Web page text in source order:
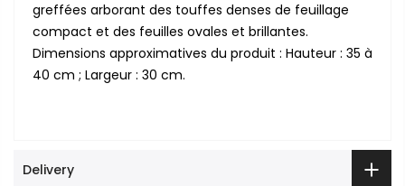
greffées arborant des touffes denses de feuillage
compact et des feuilles ovales et brillantes.
Dimensions approximatives du produit : Hauteur : 35 à
40 cm ; Largeur : 30 cm.
Delivery